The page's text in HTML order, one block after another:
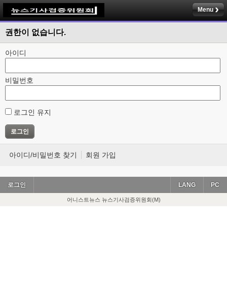
Menu
권한이 없습니다.
아이디
비밀번호
로그인 유지
아이디/비밀번호 찾기 회원 가입
로그인 PC
LANG
어니스트뉴스 뉴스기사검증위원회(M)